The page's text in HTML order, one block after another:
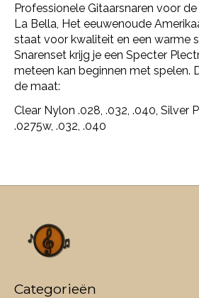
Professionele Gitaarsnaren voor
La Bella, Het eeuwenoude
staat voor kwaliteit en een warme
Snarenset krijg je een Specter
meteen kan beginnen met spelen.
de maat:
Clear Nylon .028, .032, .040, Silver
.0275w, .032, .040
Categorieën